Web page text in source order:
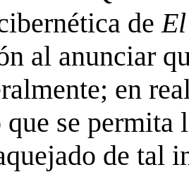
de
al anunciar
en
que se
de tal